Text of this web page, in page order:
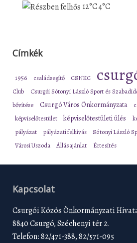
12°C4°C
Címkék
1956 családsegítő CSNKC
Club
Csurgói Sótonyi László Sport és
bővítése
Csurgó Város Önkormányzata
képviselőtestület képviselőtestületi ülés
pályázat pályázati felhívás Sótonyi László
Városi Uszoda
Állásajánlat Értesítés
Kapcsolat
Csurgói Közös Önkormányzati
8840 Csurgó, Széchenyi tér 2.
Telefon: 82/471-388, 82/571-095